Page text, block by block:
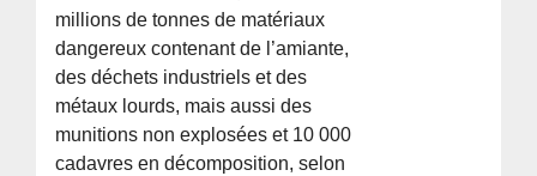
millions de tonnes de matériaux
dangereux contenant de l’amiante,
des déchets industriels et des
métaux lourds, mais aussi des
munitions non explosées et 10 000
cadavres en décomposition, selon